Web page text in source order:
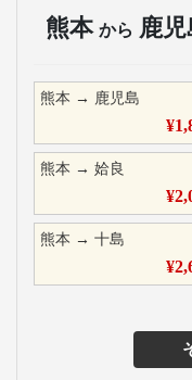
熊本 から 鹿児
熊本 → 鹿児島
¥
熊本 → 姶良
¥
熊本 → 十島
¥